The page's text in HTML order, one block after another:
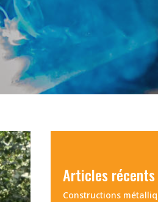
Articles récents
Constructions